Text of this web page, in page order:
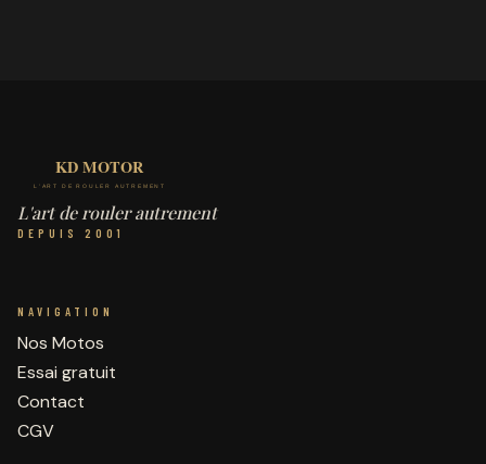
L'art de rouler autrement
DEPUIS 2001
NAVIGATION
Nos Motos
Essai gratuit
Contact
CGV